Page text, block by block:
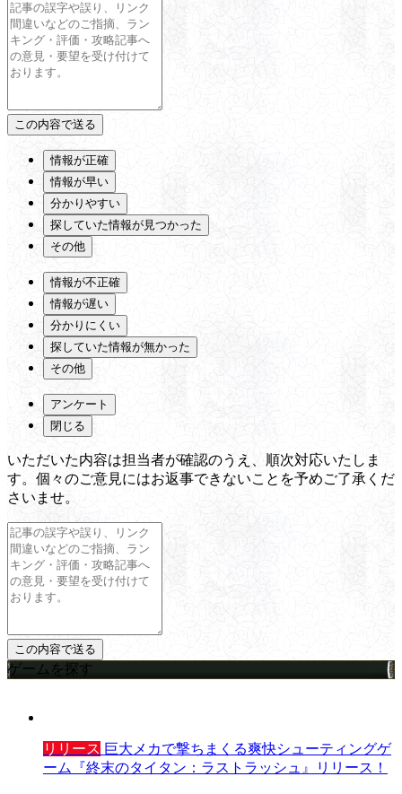
情報が正確
情報が早い
分かりやすい
探していた情報が見つかった
その他
情報が不正確
情報が遅い
分かりにくい
探していた情報が無かった
その他
アンケート
閉じる
いただいた内容は担当者が確認のうえ、順次対応いたしま
す。個々のご意見にはお返事できないことを予めご了承くだ
さいませ。
ゲームを探す
リリース 巨大メカで撃ちまくる爽快シューティングゲ
ーム『終末のタイタン：ラストラッシュ』リリース！